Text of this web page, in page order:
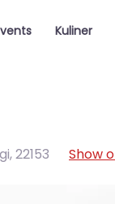
Kuliner
,22153 Show